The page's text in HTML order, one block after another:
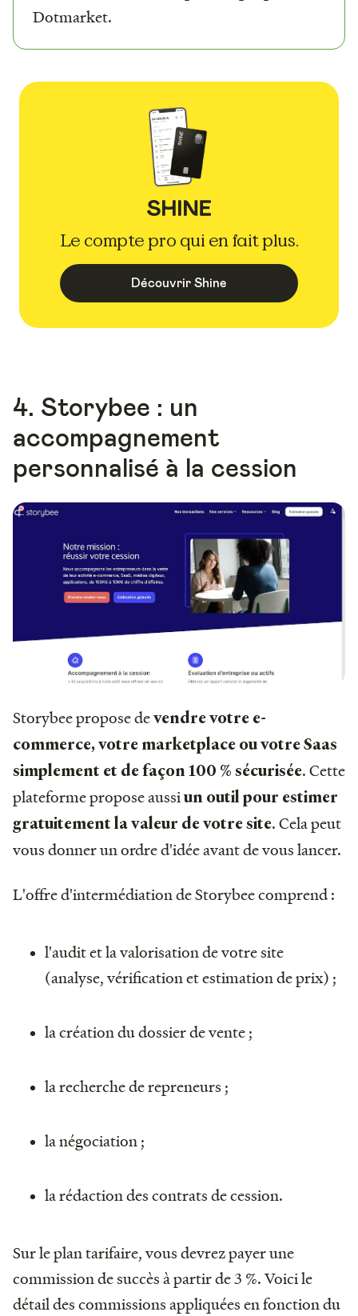
Dotmarket.
Le compte pro qui en fait plus.
Découvrir Shine
4. Storybee : un
accompagnement
personnalisé à la cession
Storybee propose devendre votre e-
commerce, votre marketplace ou votre Saas
simplement et de façon 100 % sécurisée. Cette
plateforme propose aussiun outil pour estimer
gratuitement la valeur de votre site. Cela peut
vous donner un ordre d'idée avant de vous lancer.
L'offre d'intermédiation de Storybee comprend :
l'audit et la valorisation de votre site
(analyse, vérification et estimation de prix) ;
la création du dossier de vente ;
la recherche de repreneurs ;
la négociation ;
la rédaction des contrats de cession.
Sur le plan tarifaire, vous devrez payer une
commission de succès à partir de 3 %. Voici le
détail des commissions appliquées en fonction du